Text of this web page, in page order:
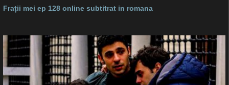
Frații mei ep 128 online subtitrat in romana